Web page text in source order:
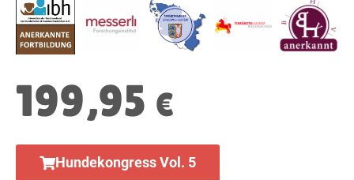
199,95 €
Hundekongress Vol. 5